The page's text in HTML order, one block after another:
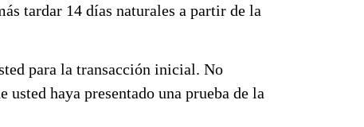
tardar 14 días naturales a partir de la
para la transacción inicial. No
haya presentado una prueba de la